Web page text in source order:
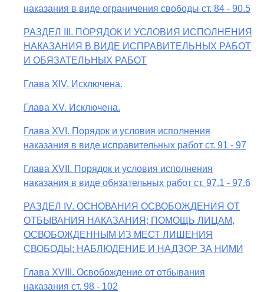
наказания в виде ограничения свободы ст. 84 - 90.5
РАЗДЕЛ III. ПОРЯДОК И УСЛОВИЯ ИСПОЛНЕНИЯ
НАКАЗАНИЯ В ВИДЕ ИСПРАВИТЕЛЬНЫХ РАБОТ
И ОБЯЗАТЕЛЬНЫХ РАБОТ
Глава XIV. Исключена.
Глава XV. Исключена.
Глава XVI. Порядок и условия исполнения
наказания в виде исправительных работ ст. 91 - 97
Глава XVII. Порядок и условия исполнения
наказания в виде обязательных работ ст. 97.1 - 97.6
РАЗДЕЛ IV. ОСНОВАНИЯ ОСВОБОЖДЕНИЯ ОТ
ОТБЫВАНИЯ НАКАЗАНИЯ; ПОМОЩЬ ЛИЦАМ,
ОСВОБОЖДЕННЫМ ИЗ МЕСТ ЛИШЕНИЯ
СВОБОДЫ; НАБЛЮДЕНИЕ И НАДЗОР ЗА НИМИ
Глава XVIII. Освобождение от отбывания
наказания ст. 98 - 102